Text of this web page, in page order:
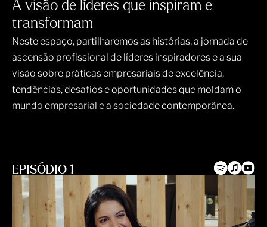
A visão de líderes que inspiram e
transformam
Neste espaço, partilharemos as histórias, a jornada de
ascensão profissional de líderes inspiradores e a sua
visão sobre práticas empresariais de excelência,
tendências, desafios e oportunidades que moldam o
mundo empresarial e a sociedade contemporânea.
EPISÓDIO 1